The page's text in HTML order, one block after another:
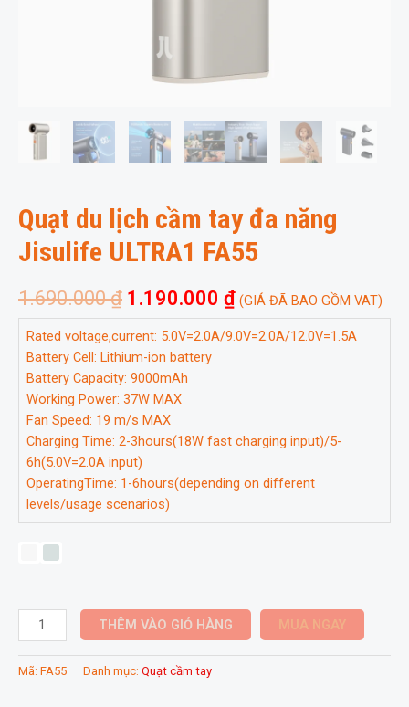
Quạt du lịch cầm tay đa năng
Jisulife ULTRA1 FA55
1.690.000₫ 1.190.000 ₫ (GIÁ ĐÃ BAO GỒM VAT)
Rated voltage,current: 5.0V=2.0A/9.0V=2.0A/12.0V=1.5A
Battery Cell: Lithium-ion battery
Battery Capacity: 9000mAh
Working Power: 37W MAX
Fan Speed: 19 m/s MAX
Charging Time: 2-3hours(18W fast charging input)/5-
6h(5.0V=2.0A input)
OperatingTime: 1-6hours(depending on different
levels/usage scenarios)
Quạt
du
lịch
THÊM VÀO GIỎ HÀNG MUA NGAY
Mã: FA55 Danh mục: Quạt cầm tay